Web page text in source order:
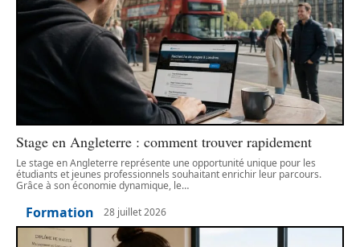
Stage en Angleterre : comment trouver rapidement
Le stage en Angleterre représente une opportunité unique pour les
étudiants et jeunes professionnels souhaitant enrichir leur parcours.
Grâce à son économie dynamique, le…
Formation 28 juillet 2026